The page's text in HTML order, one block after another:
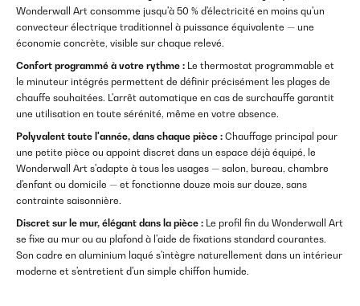
Wonderwall Art consomme jusqu'à 50 % d'électricité en moins qu'un
convecteur électrique traditionnel à puissance équivalente — une
économie concrète, visible sur chaque relevé.
Confort programmé à votre rythme : Le thermostat programmable et
le minuteur intégrés permettent de définir précisément les plages de
chauffe souhaitées. L'arrêt automatique en cas de surchauffe garantit
une utilisation en toute sérénité, même en votre absence.
Polyvalent toute l'année, dans chaque pièce : Chauffage principal pour
une petite pièce ou appoint discret dans un espace déjà équipé, le
Wonderwall Art s'adapte à tous les usages — salon, bureau, chambre
d'enfant ou domicile — et fonctionne douze mois sur douze, sans
contrainte saisonnière.
Discret sur le mur, élégant dans la pièce : Le profil fin du Wonderwall Art
se fixe au mur ou au plafond à l'aide de fixations standard courantes.
Son cadre en aluminium laqué s'intègre naturellement dans un intérieur
moderne et s'entretient d'un simple chiffon humide.